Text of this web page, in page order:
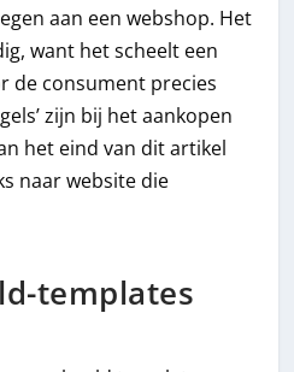
aan een webshop. Het
want het scheelt een
de consument precies
zijn bij het aankopen
het eind van dit artikel
naar website die
templates